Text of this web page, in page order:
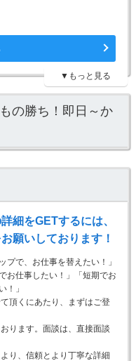
▼もっと見る
の勝ち！即日～か
細をGETするには、
願いしております！
プで、お仕事を替えたい！」
お仕事したい！」「短期でお
！」
頂くにあたり、まずはご登
ります。面談は、直接面談
り、信頼とより丁寧な詳細